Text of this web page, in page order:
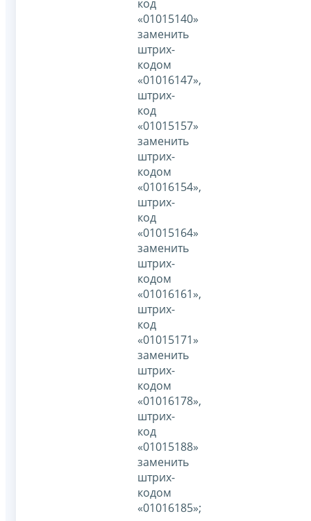
код
«01015140»
заменить
штрих-
кодом
«01016147»,
штрих-
код
«01015157»
заменить
штрих-
кодом
«01016154»,
штрих-
код
«01015164»
заменить
штрих-
кодом
«01016161»,
штрих-
код
«01015171»
заменить
штрих-
кодом
«01016178»,
штрих-
код
«01015188»
заменить
штрих-
кодом
«01016185»;